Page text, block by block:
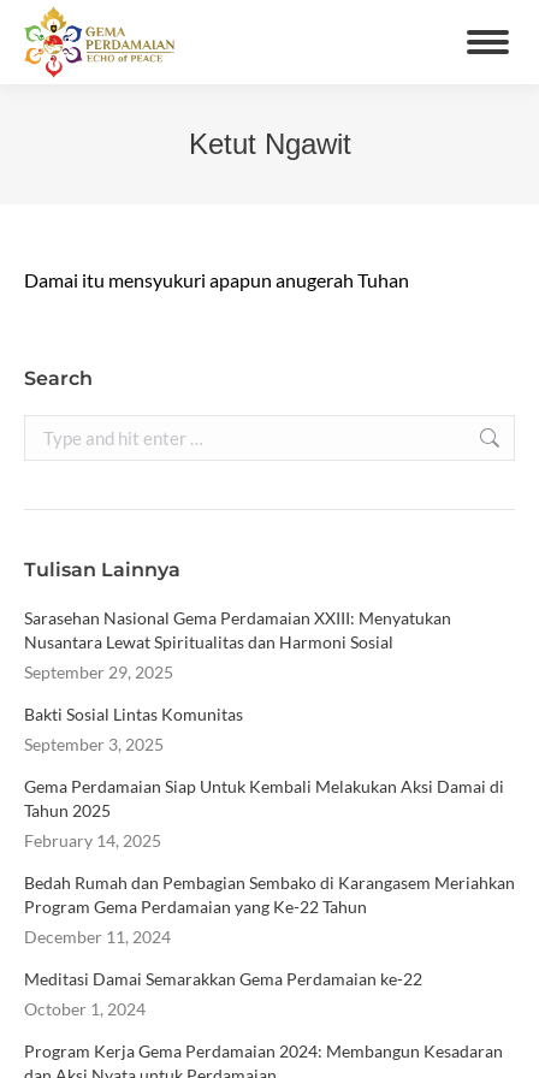
Ketut Ngawit
Damai itu mensyukuri apapun anugerah Tuhan
Search
Tulisan Lainnya
Sarasehan Nasional Gema Perdamaian XXIII: Menyatukan
Nusantara Lewat Spiritualitas dan Harmoni Sosial
September 29, 2025
Bakti Sosial Lintas Komunitas
September 3, 2025
Gema Perdamaian Siap Untuk Kembali Melakukan Aksi Damai di
Tahun 2025
February 14, 2025
Bedah Rumah dan Pembagian Sembako di Karangasem Meriahkan
Program Gema Perdamaian yang Ke-22 Tahun
December 11, 2024
Meditasi Damai Semarakkan Gema Perdamaian ke-22
October 1, 2024
Program Kerja Gema Perdamaian 2024: Membangun Kesadaran